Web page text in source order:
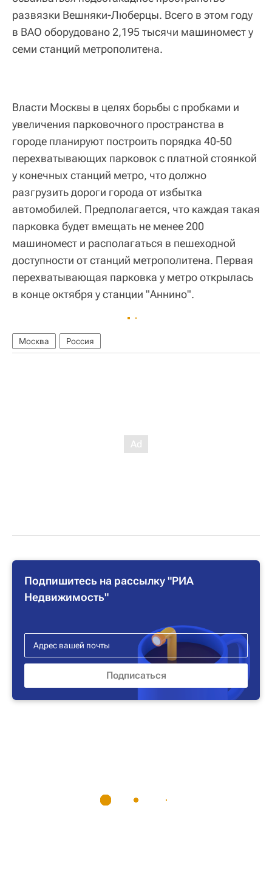
развязки Вешняки-Люберцы. Всего в этом году
в ВАО оборудовано 2,195 тысячи машиномест у
семи станций метрополитена.
Власти Москвы в целях борьбы с пробками и
увеличения парковочного пространства в
городе планируют построить порядка 40-50
перехватывающих парковок с платной стоянкой
у конечных станций метро, что должно
разгрузить дороги города от избытка
автомобилей. Предполагается, что каждая такая
парковка будет вмещать не менее 200
машиномест и располагаться в пешеходной
доступности от станций метрополитена. Первая
перехватывающая парковка у метро открылась
в конце октября у станции "Аннино".
Москва Россия
Подпишитесь на рассылку "РИА
Недвижимость"